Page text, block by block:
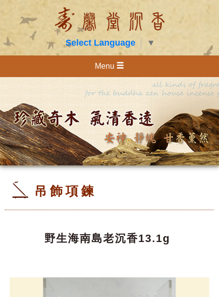
Select Language ▼
Menu
吊飾項鍊
野生海南島老沉香13.1g